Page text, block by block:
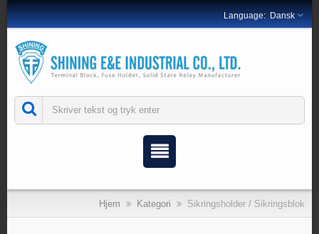
Dansk
Hjem Kategori Sikringsholder / Sikringsblok